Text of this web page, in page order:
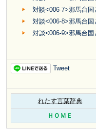
対談<006-7>邪馬台国
対談<006-8>邪馬台国
対談<006-9>邪馬台国
Tweet
れたす言葉辞典
ＨＯＭＥ